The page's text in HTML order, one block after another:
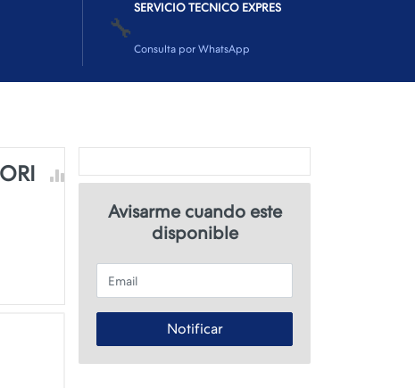
🔧
SERVICIO TECNICO EXPRES
Consulta por WhatsApp
Avisarme cuando este
disponible
Email
Notificar